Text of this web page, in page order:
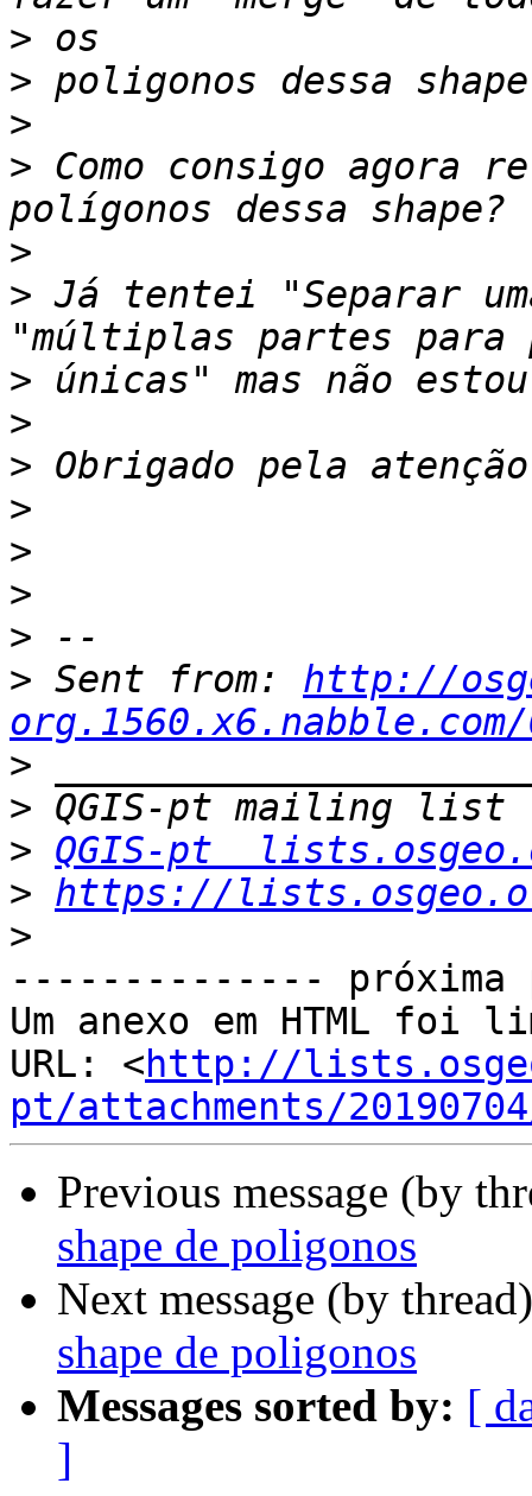
>
>
>
> Como consigo agora
>
> Já tentei "Separar
>
>
>
>
>
>
>
> Sent from: http://
>
>
> QGIS-pt
> https://
>
--------------
Um anexo em HTML foi
URL: <http://
pt/attachments/
Previous message (by
shape de poligonos
Next message (by
shape de poligonos
Messages sorted by: [
]